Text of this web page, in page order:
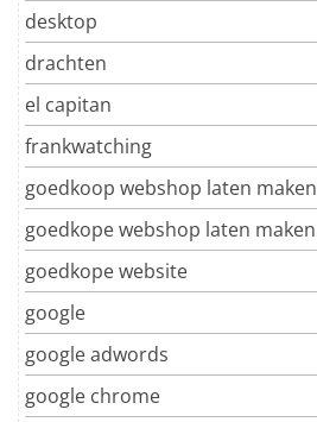
desktop
drachten
el capitan
frankwatching
goedkoop webshop laten maken
goedkope webshop laten maken
goedkope website
google
google adwords
google chrome